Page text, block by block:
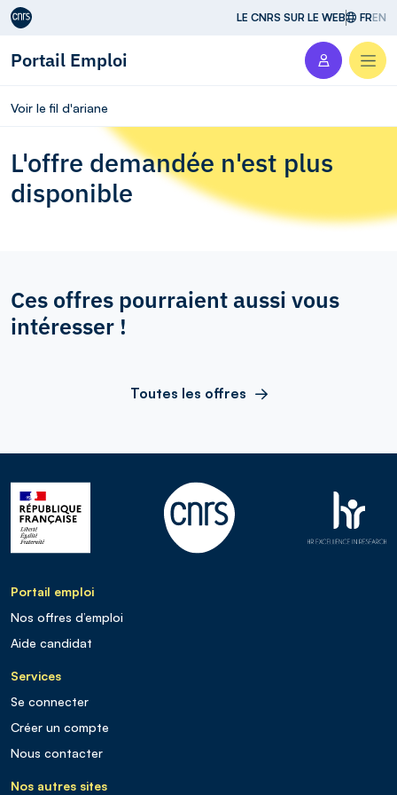
Aller au contenu LE CNRS SUR LE WEB FREN
Portail Emploi
Voir le fil d'ariane
L'offre demandée n'est plus
disponible
Ces offres pourraient aussi vous
intéresser !
Toutes les offres
Portail emploi
Nos offres d’emploi
Aide candidat
Services
Se connecter
Créer un compte
Nous contacter
Nos autres sites